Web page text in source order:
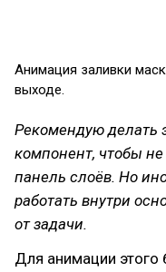
Анимация заливки
выходе.
Рекомендую делать
компонент, чтобы
панель слоёв. Но
работать внутри
от задачи.
Для анимации